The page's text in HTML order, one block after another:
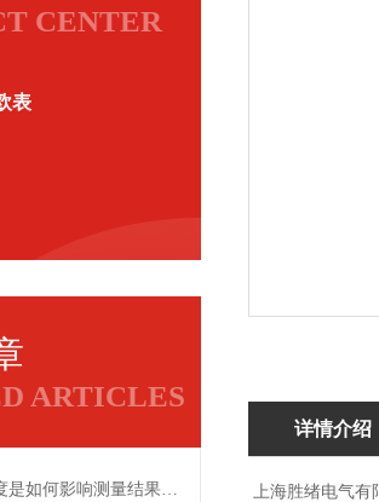
CENTER
表
ARTICLES
数字式兆欧表的精度是如何影响测量结果的？
详情介绍
上海胜绪电气有